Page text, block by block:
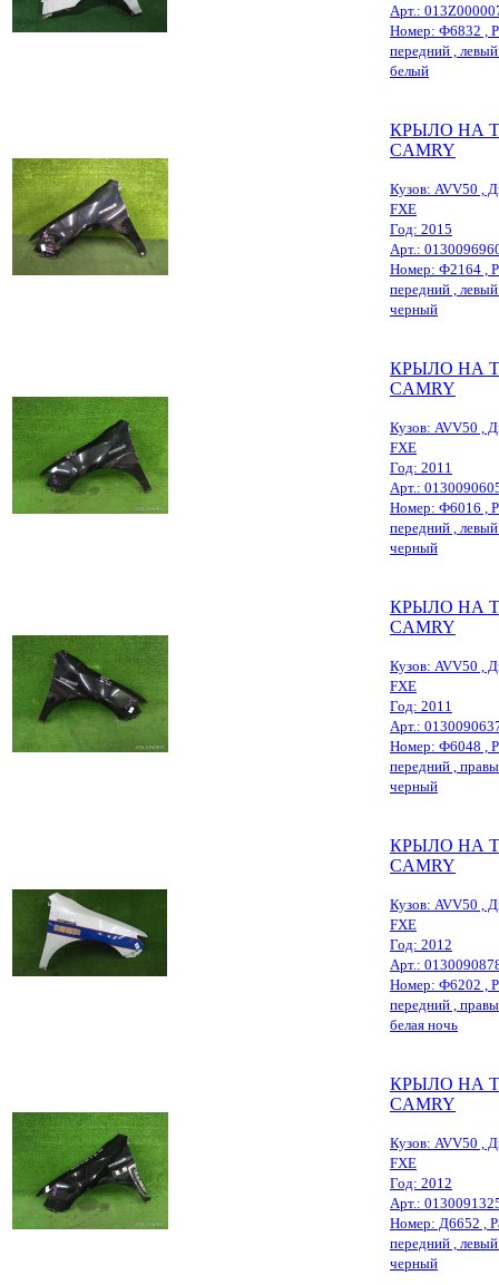
Арт.:
Номер: Ф6832 ,
передний ,
белый
КРЫЛО НА
CAMRY
Кузов: AVV50 ,
FXE
Год: 2015
Арт.:
Номер: Ф2164 ,
передний ,
черный
КРЫЛО НА
CAMRY
Кузов: AVV50 ,
FXE
Год: 2011
Арт.:
Номер: Ф6016 ,
передний ,
черный
КРЫЛО НА
CAMRY
Кузов: AVV50 ,
FXE
Год: 2011
Арт.:
Номер: Ф6048 ,
передний ,
черный
КРЫЛО НА
CAMRY
Кузов: AVV50 ,
FXE
Год: 2012
Арт.:
Номер: Ф6202 ,
передний ,
белая ночь
КРЫЛО НА
CAMRY
Кузов: AVV50 ,
FXE
Год: 2012
Арт.:
Номер: Д6652 ,
передний ,
черный